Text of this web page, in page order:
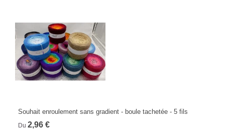
Souhait enroulement sans gradient - boule tachetée - 5 fils
Du 2,96 €